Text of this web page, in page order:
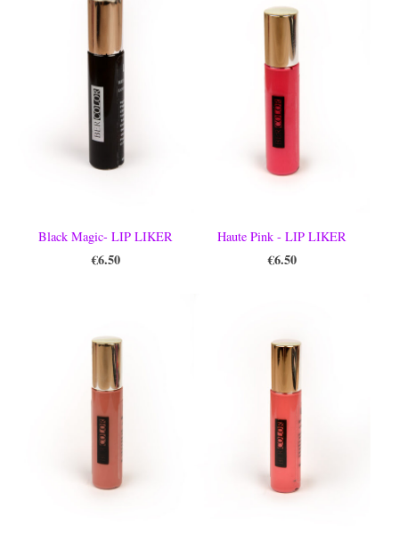
Black Magic- LIP LIKER
€6.50
Haute Pink - LIP LIKER
€6.50